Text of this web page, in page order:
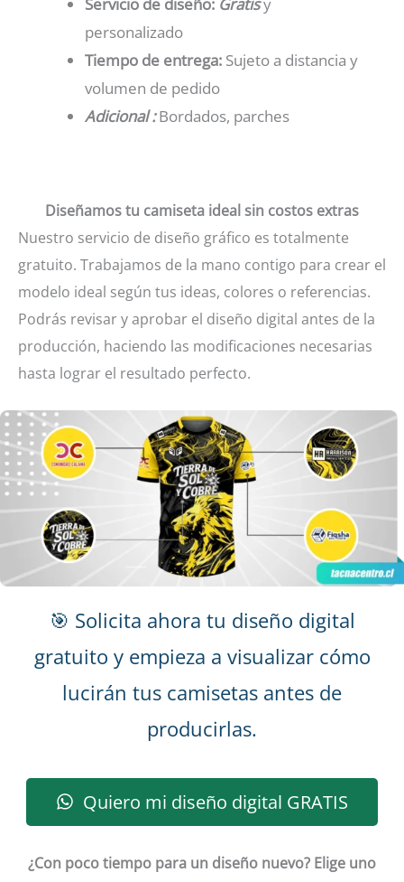
Servicio de diseño: Gratisy
personalizado
Tiempo de entrega:Sujeto a distancia y
volumen de pedido
Adicional :Bordados, parches
Diseñamos tu camiseta ideal sin costos extras
Nuestro servicio de diseño gráfico es totalmente
gratuito. Trabajamos de la mano contigo para crear el
modelo ideal según tus ideas, colores o referencias.
Podrás revisar y aprobar el diseño digital antes de la
producción, haciendo las modificaciones necesarias
hasta lograr el resultado perfecto.
🎯 Solicita ahora tu diseño digital
gratuito y empieza a visualizar cómo
lucirán tus camisetas antes de
producirlas.
Quiero mi diseño digital GRATIS
¿Con poco tiempo para un diseño nuevo? Elige uno